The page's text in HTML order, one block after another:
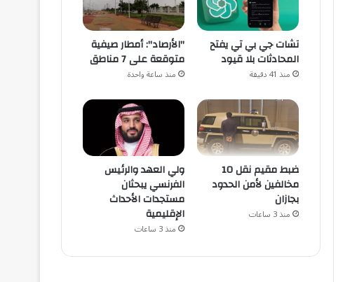
تشات جي بي تي يفتح
المحادثات بلا قيود
منذ 41 دقيقة
"الأرصاد": أمطار صيفية
متوقعة على 7 مناطق
منذ ساعة واحدة
ضبط مقيم نقل 10
مخالفين لأمن الحدود
بجازان
منذ 3 ساعات
ولي العهد والرئيس
الفرنسي يبحثان
مستجدات الأحداث
الإقليمية
منذ 3 ساعات